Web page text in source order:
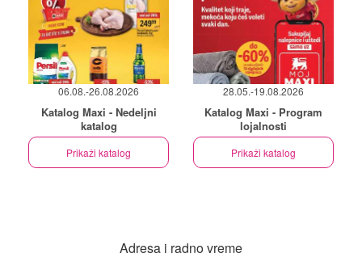
06.08.-26.08.2026
Katalog Maxi - Nedeljni
katalog
Prikaži katalog
28.05.-19.08.2026
Katalog Maxi - Program
lojalnosti
Prikaži katalog
Adresa i radno vreme